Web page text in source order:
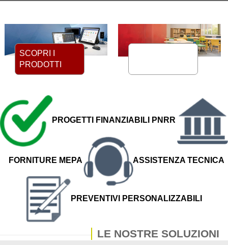
SCOPRI I
PRODOTTI
PROGETTI FINANZIABILI PNRR
FORNITURE MEPA ASSISTENZA TECNICA
PREVENTIVI PERSONALIZZABILI
LE NOSTRE SOLUZIONI